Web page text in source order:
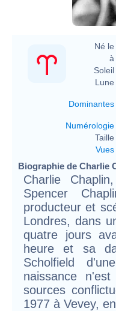
Né le
à
Soleil
Lune
Dominantes
Numérologie
Taille
Vues
Biographie de Charlie
Charlie
Spencer
producteur et
Londres, dans
quatre jours
heure et sa
Scholfield
naissance
sources
1977 à Vevey,